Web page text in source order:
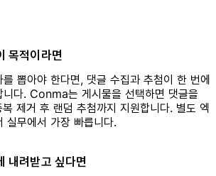
목적이라면
뽑아야 한다면, 댓글 수집과 추첨이 한 번에
니다. Conma는 게시물을 선택하면 댓글을
제거 후 랜덤 추첨까지 지원합니다. 별도 엑
실무에서 가장 빠릅니다.
내려받고 싶다면